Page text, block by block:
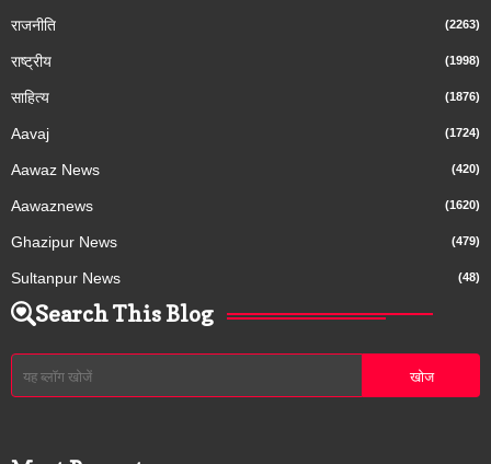
राजनीति (2263)
राष्ट्रीय (1998)
साहित्य (1876)
Aavaj (1724)
Aawaz News (420)
Aawaznews (1620)
Ghazipur News (479)
Sultanpur News (48)
Search This Blog